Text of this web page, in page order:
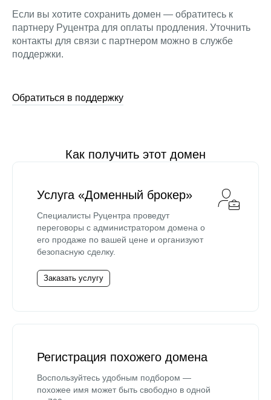
Если вы хотите сохранить домен — обратитесь к
партнеру Руцентра для оплаты продления. Уточнить
контакты для связи с партнером можно в службе
поддержки.
Обратиться в поддержку
Как получить этот домен
Услуга «Доменный брокер»
Специалисты Руцентра проведут
переговоры с администратором домена о
его продаже по вашей цене и организуют
безопасную сделку.
Заказать услугу
Регистрация похожего домена
Воспользуйтесь удобным подбором —
похожее имя может быть свободно в одной